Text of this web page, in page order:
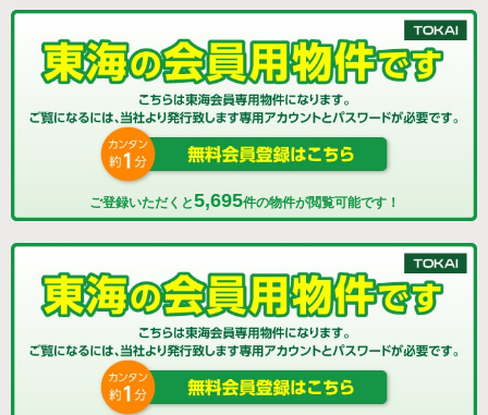
ご登録いただくと5,695件の物件が閲覧可能です！